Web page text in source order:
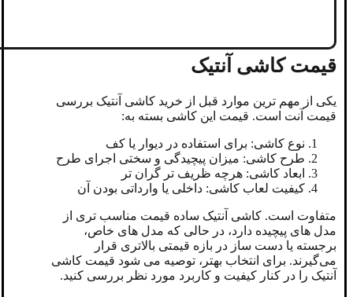
قیمت کاشی آنتیک
یکی از مهم ترین موارد قبل از خرید کاشی آنتیک بررسی
قیمت آنت است. قیمت این کاشی بسته به:
نوع کاشی: برای استفاده در دیوار یا کف
طرح کاشی: میزان پیچیدگی و سختی اجرای طرح
ابعاد کاشی: هرچه ظریف تر گران تر
کیفیت لعاب کاشی: داخلی یا وارداتی بودن آن
متفاوت است. کاشی آنتیک ساده قیمت مناسب‌ تری از
مدل های پیچیده دارد، در حالی که مدل ‌های خاص،
برجسته یا دست‌ ساز در بازه قیمتی بالاتری قرار
می‌گیرند. برای انتخاب بهتر، توصیه می ‌شود قیمت کاشی
آنتیک را در کنار کیفیت و کاربرد مورد نظر بررسی کنید.